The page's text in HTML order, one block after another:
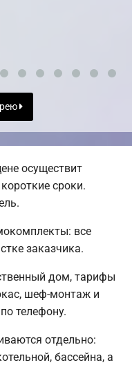
осуществит
сроки.
все
заказчика.
дом, тарифы
шеф-монтаж и
телефону.
отдельно:
бассейна, а